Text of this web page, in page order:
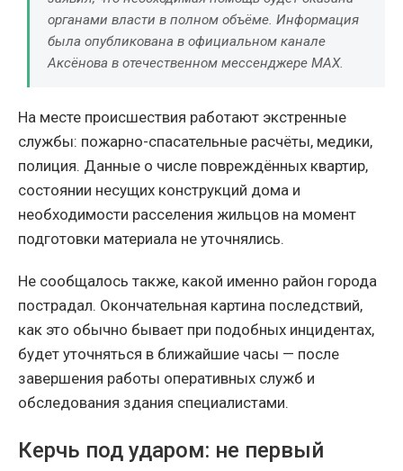
органами власти в полном объёме. Информация
была опубликована в официальном канале
Аксёнова в отечественном мессенджере MAX.
На месте происшествия работают экстренные
службы: пожарно-спасательные расчёты, медики,
полиция. Данные о числе повреждённых квартир,
состоянии несущих конструкций дома и
необходимости расселения жильцов на момент
подготовки материала не уточнялись.
Не сообщалось также, какой именно район города
пострадал. Окончательная картина последствий,
как это обычно бывает при подобных инцидентах,
будет уточняться в ближайшие часы — после
завершения работы оперативных служб и
обследования здания специалистами.
Керчь под ударом: не первый